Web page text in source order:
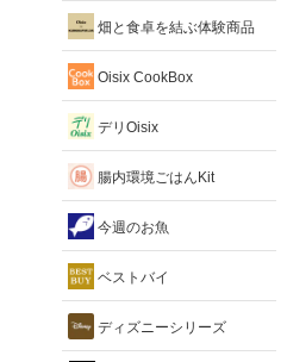
畑と食卓を結ぶ体験商品
Oisix CookBox
デリOisix
腸内環境ごはんKit
今週のお魚
ベストバイ
ディズニーシリーズ